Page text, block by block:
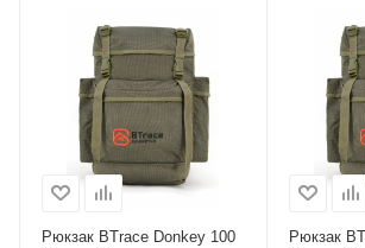
Рюкзак BTrace Donkey 100
Рюкзак